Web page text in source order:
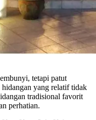
tetapi patut
yang relatif tidak
tradisional favorit
perhatian.